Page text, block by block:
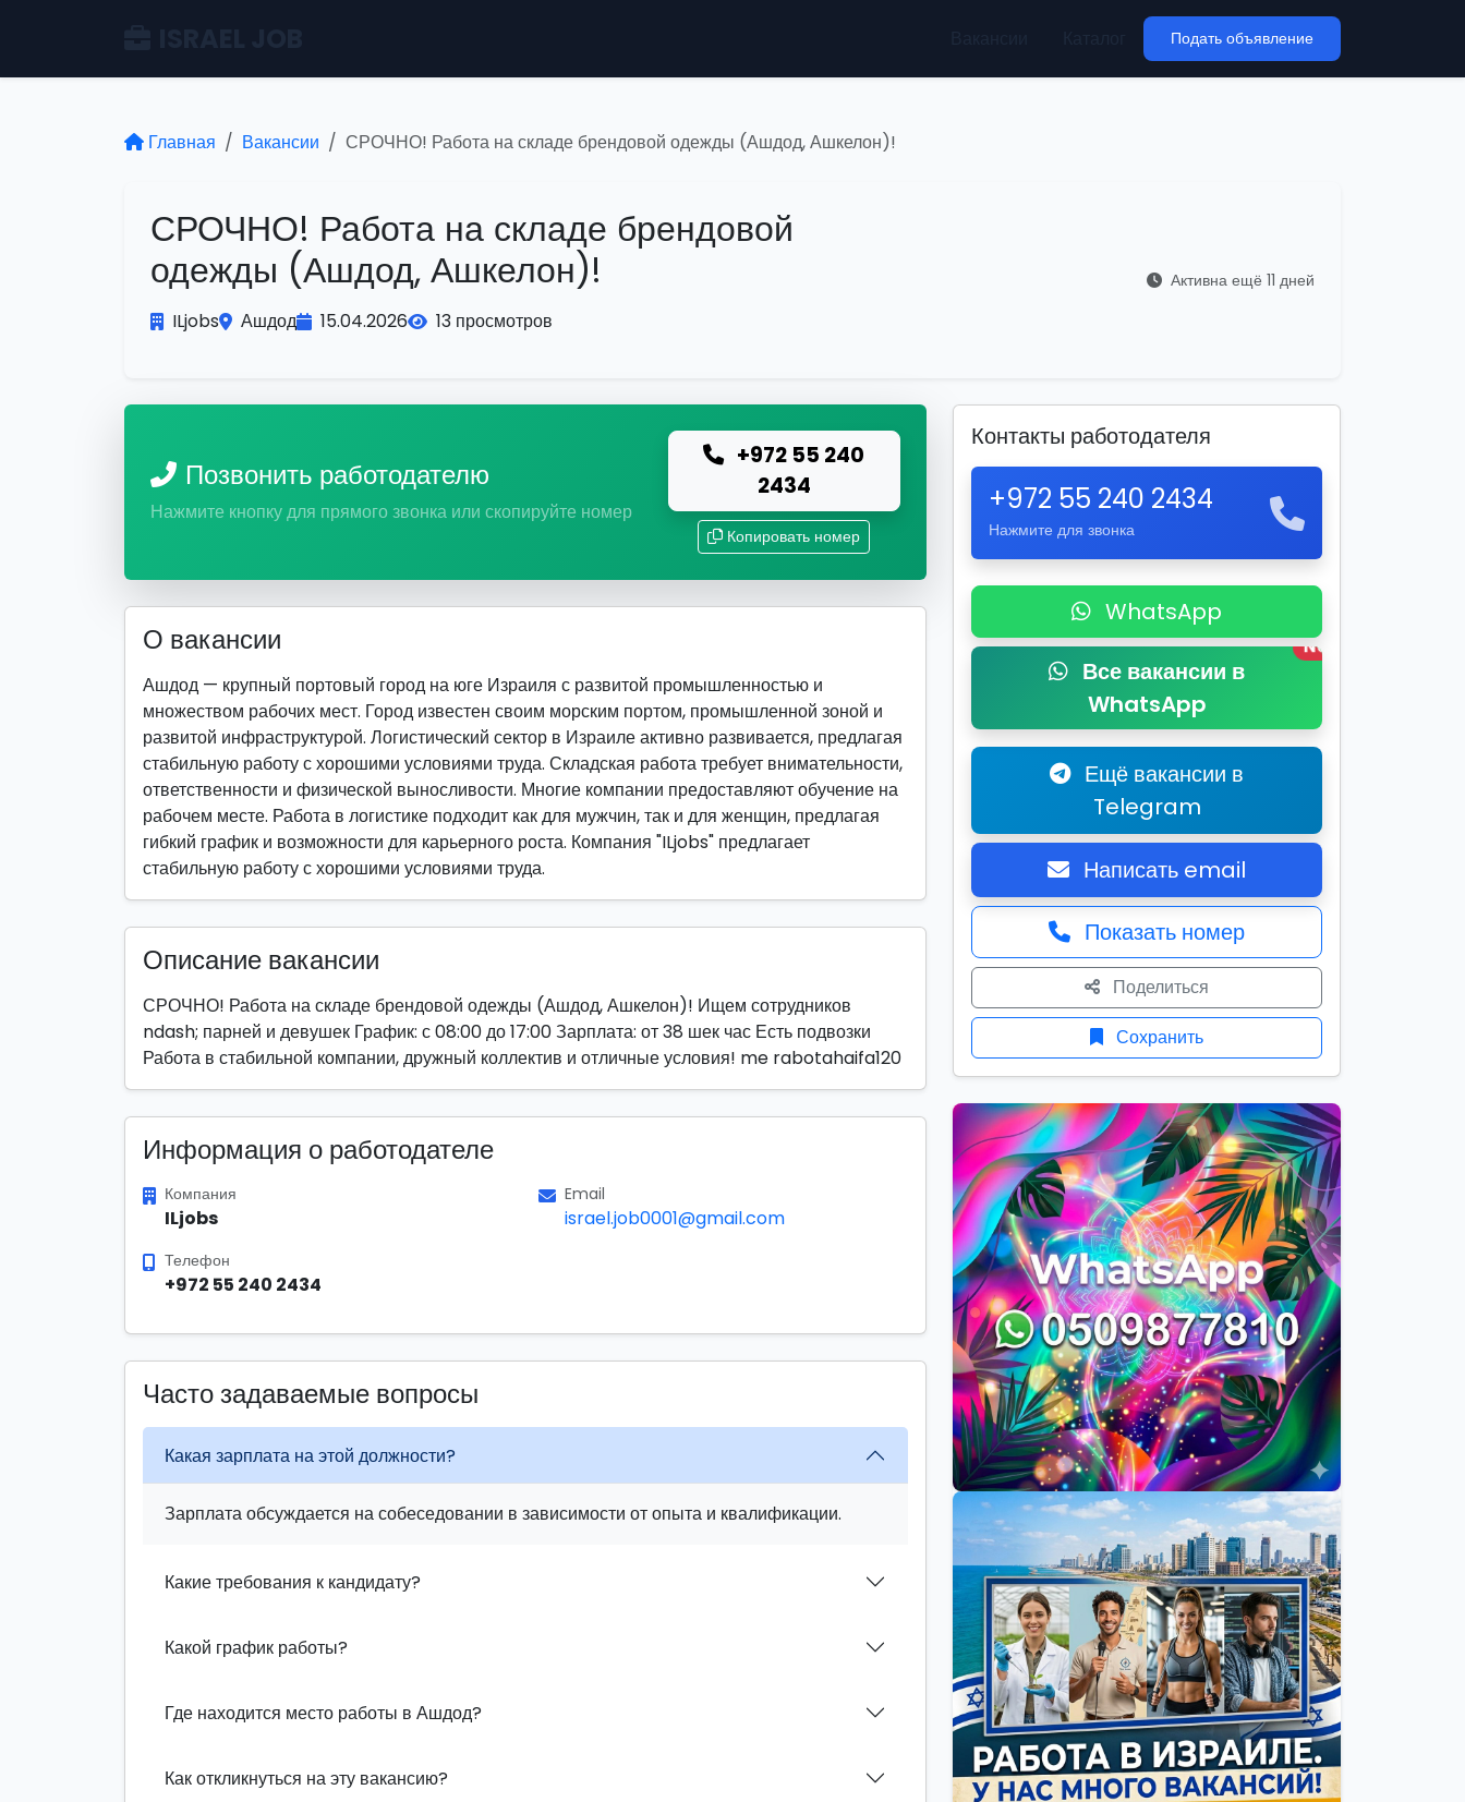
Подать объявление
Главная Вакансии СРОЧНО! Работа на складе брендовой одежды (Ашдод, Ашкелон)!
СРОЧНО! Работа на складе брендовой
одежды (Ашдод, Ашкелон)!
ILjobs Ашдод 15.04.2026 13 просмотров
Активна ещё 11 дней
Позвонить работодателю
Нажмите кнопку для прямого звонка или скопируйте номер
+972 55 240
2434
Копировать номер
О вакансии
Ашдод — крупный портовый город на юге Израиля с развитой промышленностью и
множеством рабочих мест. Город известен своим морским портом, промышленной зоной и
развитой инфраструктурой. Логистический сектор в Израиле активно развивается, предлагая
стабильную работу с хорошими условиями труда. Складская работа требует внимательности,
ответственности и физической выносливости. Многие компании предоставляют обучение на
рабочем месте. Работа в логистике подходит как для мужчин, так и для женщин, предлагая
гибкий график и возможности для карьерного роста. Компания "ILjobs" предлагает
стабильную работу с хорошими условиями труда.
Описание вакансии
СРОЧНО! Работа на складе брендовой одежды (Ашдод, Ашкелон)! Ищем сотрудников
ndash; парней и девушек График: с 08:00 до 17:00 Зарплата: от 38 шек час Есть подвозки
Работа в стабильной компании, дружный коллектив и отличные условия! me rabotahaifa120
Информация о работодателе
Компания
ILjobs
Email
israel.job0001@gmail.com
Телефон
+972 55 240 2434
Часто задаваемые вопросы
Какая зарплата на этой должности?
Зарплата обсуждается на собеседовании в зависимости от опыта и квалификации.
Какие требования к кандидату?
Какой график работы?
Где находится место работы в Ашдод?
Как откликнуться на эту вакансию?
Контакты работодателя
+972 55 240 2434
Нажмите для звонка
WhatsApp
Все вакансии в
WhatsApp
New
Ещё вакансии в
Telegram
Написать email
Показать номер
Поделиться
Сохранить